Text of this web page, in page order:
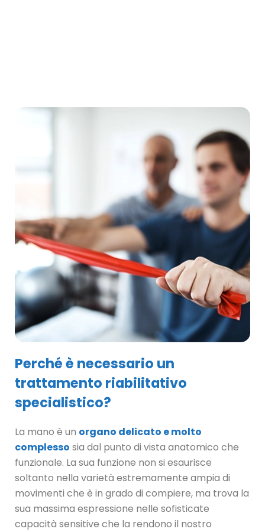
Perché è necessario un
trattamento riabilitativo
specialistico?
La mano è un organo delicato e molto
complesso sia dal punto di vista anatomico che
funzionale. La sua funzione non si esaurisce
soltanto nella varietà estremamente ampia di
movimenti che è in grado di compiere, ma trova la
sua massima espressione nelle sofisticate
capacità sensitive che la rendono il nostro